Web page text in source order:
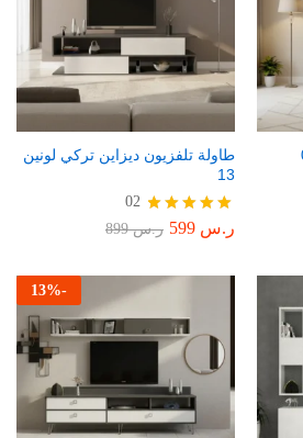
طاولة تلفزيون ديزاين تركي لونين
13
تم التقييم
02
ر.س ر.س899
-
13%